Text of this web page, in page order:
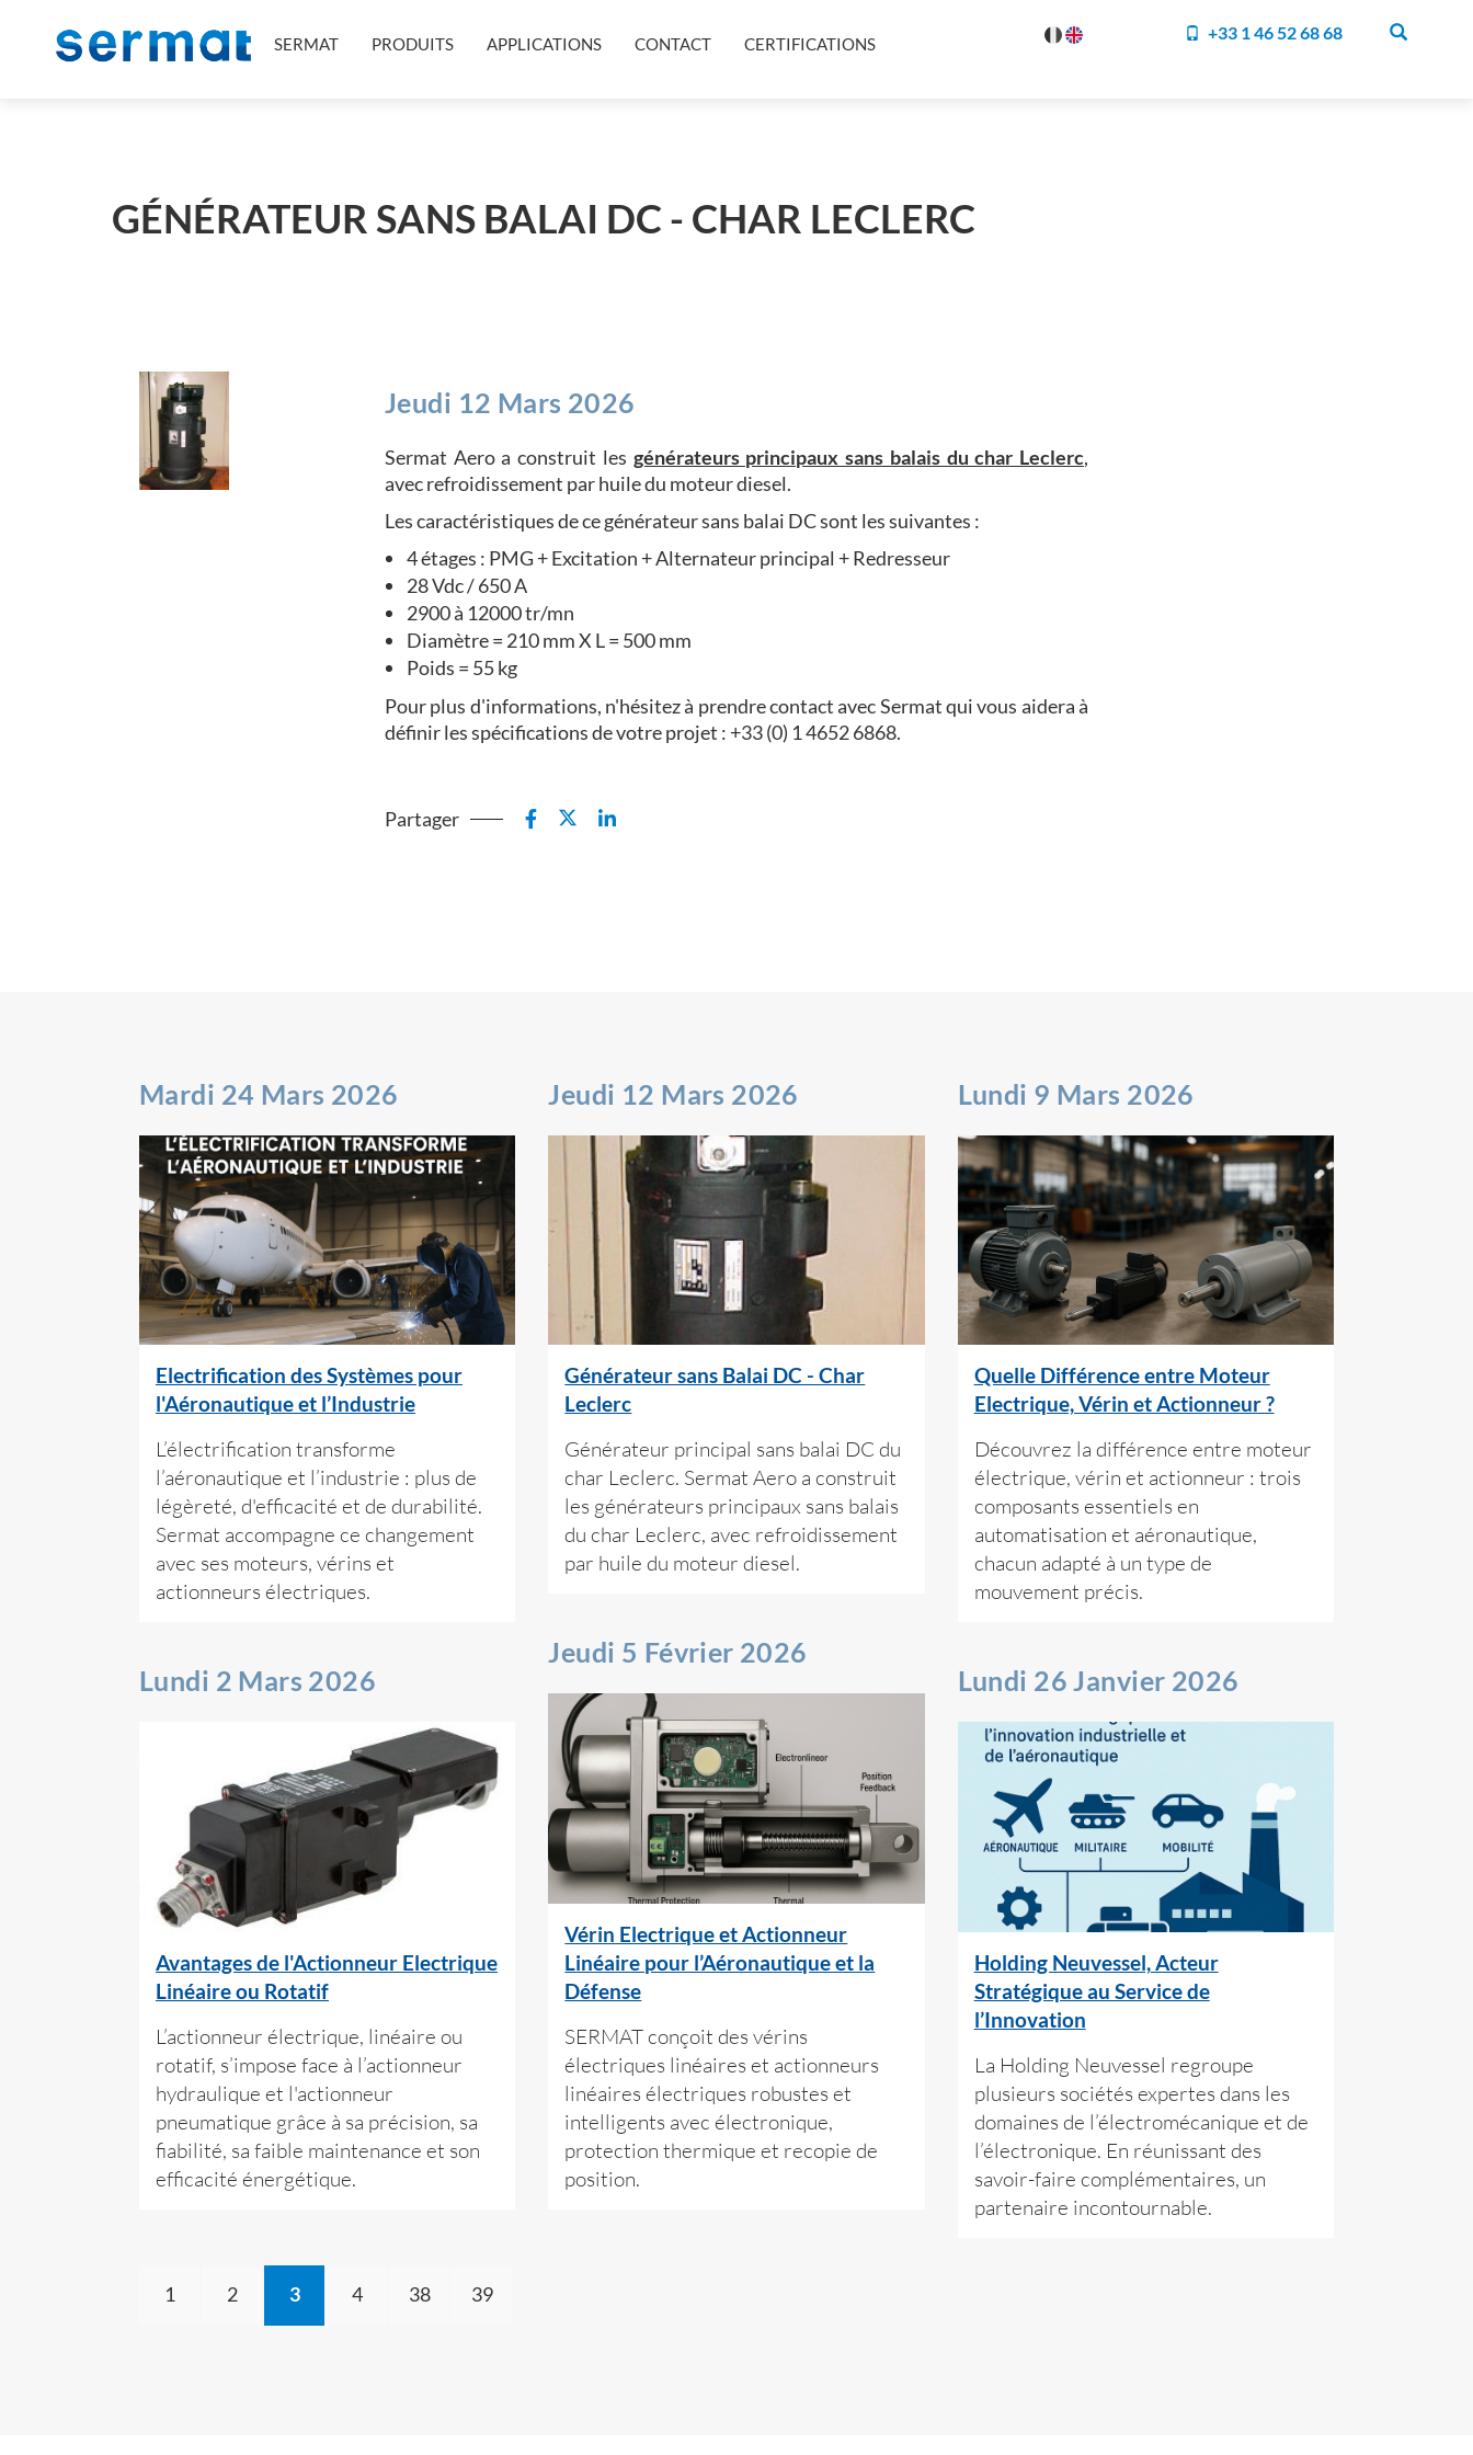
SERMAT PRODUITS APPLICATIONS CONTACT CERTIFICATIONS
+33 1 46 52 68 68
GÉNÉRATEUR SANS BALAI DC - CHAR LECLERC
Jeudi 12 Mars 2026
Sermat Aero a construit les générateurs principaux sans balais du char Leclerc,
avec refroidissement par huile du moteur diesel.
Les caractéristiques de ce générateur sans balai DC sont les suivantes :
4 étages : PMG + Excitation + Alternateur principal + Redresseur
28 Vdc / 650 A
2900 à 12000 tr/mn
Diamètre = 210 mm X L = 500 mm
Poids = 55 kg
Pour plus d'informations, n'hésitez à prendre contact avec Sermat qui vous aidera à
définir les spécifications de votre projet : +33 (0) 1 4652 6868.
Partager
Mardi 24 Mars 2026
Electrification des Systèmes pour
l'Aéronautique et l’Industrie
L’électrification transforme
l’aéronautique et l’industrie : plus de
légèreté, d'efficacité et de durabilité.
Sermat accompagne ce changement
avec ses moteurs, vérins et
actionneurs électriques.
Lundi 2 Mars 2026
Avantages de l'Actionneur Electrique
Linéaire ou Rotatif
L’actionneur électrique, linéaire ou
rotatif, s’impose face à l’actionneur
hydraulique et l'actionneur
pneumatique grâce à sa précision, sa
fiabilité, sa faible maintenance et son
efficacité énergétique.
Jeudi 12 Mars 2026
Générateur sans Balai DC - Char
Leclerc
Générateur principal sans balai DC du
char Leclerc. Sermat Aero a construit
les générateurs principaux sans balais
du char Leclerc, avec refroidissement
par huile du moteur diesel.
Jeudi 5 Février 2026
Vérin Electrique et Actionneur
Linéaire pour l’Aéronautique et la
Défense
SERMAT conçoit des vérins
électriques linéaires et actionneurs
linéaires électriques robustes et
intelligents avec électronique,
protection thermique et recopie de
position.
Lundi 9 Mars 2026
Quelle Différence entre Moteur
Electrique, Vérin et Actionneur ?
Découvrez la différence entre moteur
électrique, vérin et actionneur : trois
composants essentiels en
automatisation et aéronautique,
chacun adapté à un type de
mouvement précis.
Lundi 26 Janvier 2026
Holding Neuvessel, Acteur
Stratégique au Service de
l’Innovation
La Holding Neuvessel regroupe
plusieurs sociétés expertes dans les
domaines de l’électromécanique et de
l’électronique. En réunissant des
savoir-faire complémentaires, un
partenaire incontournable.
1 2 3 4 38 39